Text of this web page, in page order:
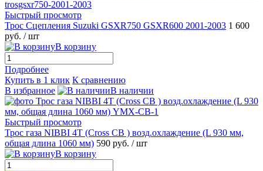
Быстрый просмотр
Трос Сцепления Suzuki GSXR750 GSXR600 2001-2003 1 600
руб. / шт
В корзину
Подробнее
Купить в 1 клик К сравнению
В избранное
В наличии
Быстрый просмотр
Трос газа NIBBI 4T (Cross CB ) возд.охлаждение (L 930 мм,
общая длина 1060 мм) 590 руб. / шт
В корзину